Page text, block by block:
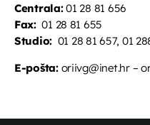
Centrala:01 28 81 656
Fax:01 28 81 655
Studio: 01 28 81 657, 01
E-pošta:oriivg@inet.hr –